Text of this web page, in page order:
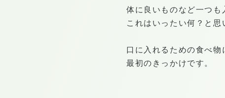
体に良いものなど一つも
これはいったい何？と思
口に入れるための食べ
最初のきっかけです。